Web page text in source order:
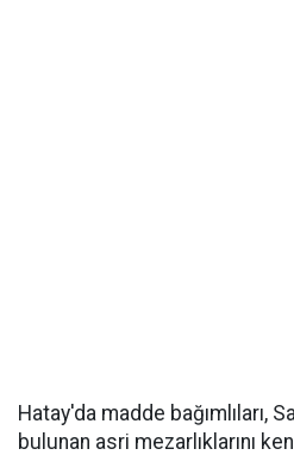
Hatay'da madde bağımlıları,
bulunan asri mezarlıklarını